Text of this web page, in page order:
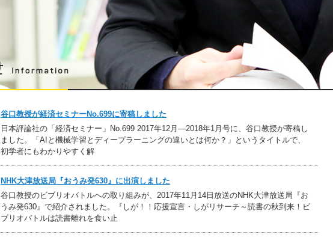
谷口教授が経済セミナーNo.699に寄稿しました
日本評論社の「経済セミナー」No.699 2017年12月―2018年1月号に、谷口教授が寄稿し
ました。「AIと機械学習とディープラーニングの違いとは何か？」というタイトルで、
初学者にもわかりやすく解
NHK大津放送局『おうみ発630』に出演しました
谷口教授のビブリオバトルへの取り組みが、2017年11月14日放送のNHK大津放送局『お
うみ発630』で紹介されました。『しが！！応援宣言・しがリサーチ～読書の秋到来！ビ
ブリオバトルは読書離れを食い止